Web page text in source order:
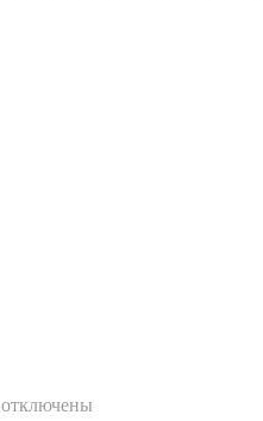
отключены